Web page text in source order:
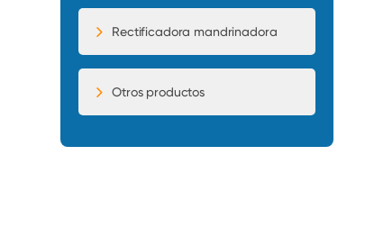
Rectificadora mandrinadora
Otros productos